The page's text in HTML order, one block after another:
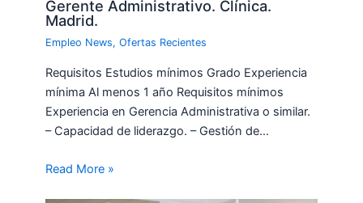
Gerente Administrativo. Clínica.
Madrid.
Empleo News,Ofertas Recientes
Requisitos Estudios mínimos Grado Experiencia
mínima Al menos 1 año Requisitos mínimos
Experiencia en Gerencia Administrativa o similar.
– Capacidad de liderazgo. – Gestión de…
Read More »